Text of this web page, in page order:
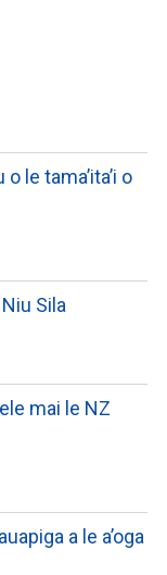
le tama’ita’i o
Sila
mai le NZ
a le a’oga